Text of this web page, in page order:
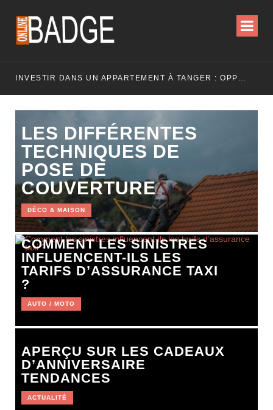
INVESTIR DANS UN APPARTEMENT À TANGER : OPPORTUNITÉS ET POINTS ESSENTIELS À CONNAÎTRE
LES DIFFÉRENTES
TECHNIQUES DE
POSE DE
COUVERTURE
DÉCO & MAISON
COMMENT LES SINISTRES
INFLUENCENT-ILS LES
TARIFS D’ASSURANCE TAXI
?
AUTO / MOTO
APERÇU SUR LES CADEAUX
D’ANNIVERSAIRE
TENDANCES
ACTUALITÉ